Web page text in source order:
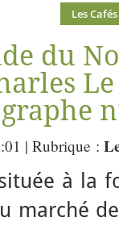
Les Cafés
du
| Rubrique :
à la
marché